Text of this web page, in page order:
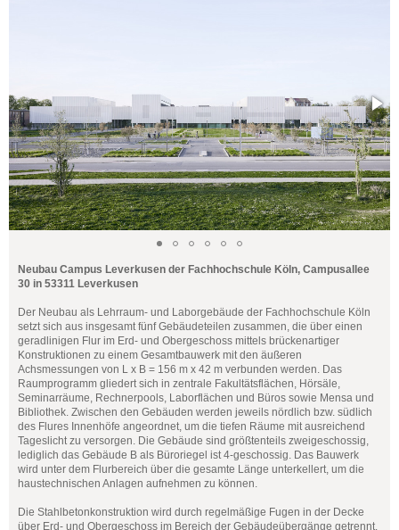
Neubau Campus Leverkusen der Fachhochschule Köln, Campusallee
30 in 53311 Leverkusen
Der Neubau als Lehrraum- und Laborgebäude der Fachhochschule Köln
setzt sich aus insgesamt fünf Gebäudeteilen zusammen, die über einen
geradlinigen Flur im Erd- und Obergeschoss mittels brückenartiger
Konstruktionen zu einem Gesamtbauwerk mit den äußeren
Achsmessungen von L x B = 156 m x 42 m verbunden werden. Das
Raumprogramm gliedert sich in zentrale Fakultätsflächen, Hörsäle,
Seminarräume, Rechnerpools, Laborflächen und Büros sowie Mensa und
Bibliothek. Zwischen den Gebäuden werden jeweils nördlich bzw. südlich
des Flures Innenhöfe angeordnet, um die tiefen Räume mit ausreichend
Tageslicht zu versorgen. Die Gebäude sind größtenteils zweigeschossig,
lediglich das Gebäude B als Büroriegel ist 4-geschossig. Das Bauwerk
wird unter dem Flurbereich über die gesamte Länge unterkellert, um die
haustechnischen Anlagen aufnehmen zu können.
Die Stahlbetonkonstruktion wird durch regelmäßige Fugen in der Decke
über Erd- und Obergeschoss im Bereich der Gebäudeübergänge getrennt.